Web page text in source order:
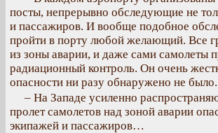
посты, непрерывно обследующие не
и пассажиров. И вообще подобное
пройти в порту любой желающий. Все
из зоны аварии, и даже сами самолеты
радиационный контроль. Он очень
опасности ни разу обнаружено не было.
– На Западе усиленно
пролет самолетов над зоной аварии
экипажей и пассажиров…